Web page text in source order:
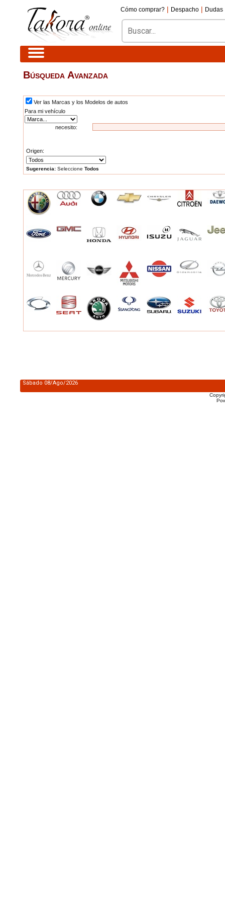
Cómo comprar? | Despacho | Dudas
Búsqueda Avanzada
Ver las Marcas y los Modelos de autos
Para mi vehículo
necesito:
Origen:
Sugerencia: Seleccione Todos
Sábado 08/Ago/2026